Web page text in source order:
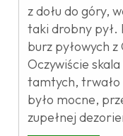
z dołu do góry,
taki drobny pył.
burz pyłowych
Oczywiście
tamtych,
było mocne,
zupełnej